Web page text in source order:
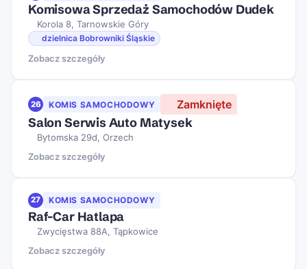
Komisowa Sprzedaż Samochodów Dudek
Korola 8, Tarnowskie Góry
dzielnica Bobrowniki Śląskie
Zobacz szczegóły
26 KOMIS SAMOCHODOWY Zamknięte
Salon Serwis Auto Matysek
Bytomska 29d, Orzech
Zobacz szczegóły
27 KOMIS SAMOCHODOWY
Raf-Car Hatlapa
Zwycięstwa 88A, Tąpkowice
Zobacz szczegóły